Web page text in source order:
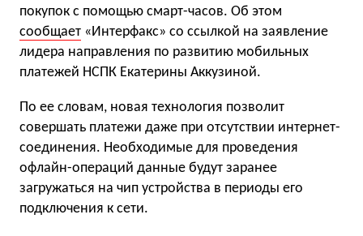
покупок с помощью смарт-часов. Об этом
сообщает «Интерфакс» со ссылкой на заявление
лидера направления по развитию мобильных
платежей НСПК Екатерины Аккузиной.
По ее словам, новая технология позволит
совершать платежи даже при отсутствии интернет-
соединения. Необходимые для проведения
офлайн-операций данные будут заранее
загружаться на чип устройства в периоды его
подключения к сети.